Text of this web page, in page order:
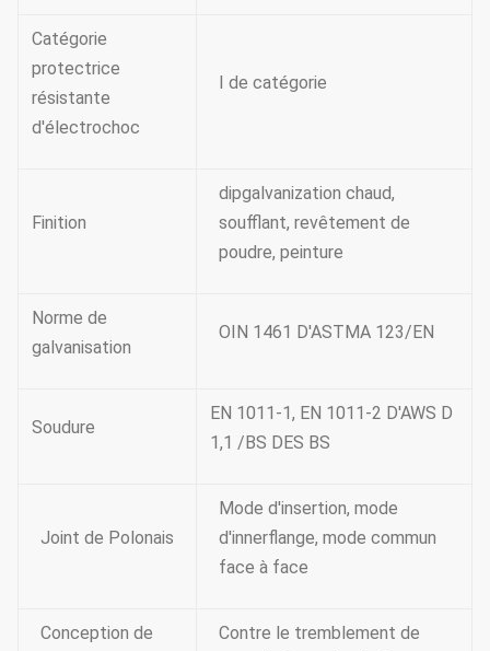
Catégorie
protectrice
résistante
d'électrochoc
Ⅰ de catégorie
Finition
dipgalvanization chaud,
soufflant, revêtement de
poudre, peinture
Norme de
galvanisation
OIN 1461 D'ASTMA 123/EN
Soudure
EN 1011-1, EN 1011-2 D'AWS D
1,1 /BS DES BS
Joint de Polonais
Mode d'insertion, mode
d'innerflange, mode commun
face à face
Conception de
Contre le tremblement de